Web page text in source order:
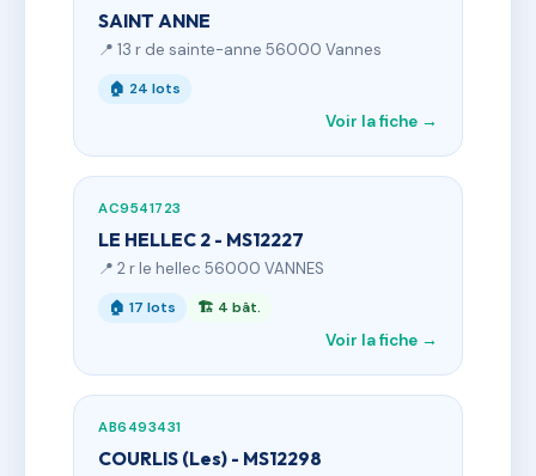
SAINT ANNE
📍 13 r de sainte-anne 56000 Vannes
🏠 24 lots
Voir la fiche →
AC9541723
LE HELLEC 2 - MS12227
📍 2 r le hellec 56000 VANNES
🏠 17 lots 🏗 4 bât.
Voir la fiche →
AB6493431
COURLIS (Les) - MS12298